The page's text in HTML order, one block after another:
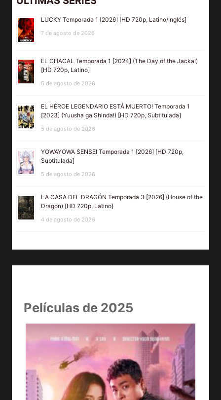
LUCKY Temporada 1 [2026] [HD 720p, Latino/Inglés]
7 de agosto de 2026
EL CHACAL Temporada 1 [2024] (The Day of the Jackal)
[HD 720p, Latino]
6 de agosto de 2026
EL HÉROE LEGENDARIO ESTÁ MUERTO! Temporada 1
[2023] (Yuusha ga Shinda!) [HD 720p, Subtitulada]
5 de agosto de 2026
YOWAYOWA SENSEI Temporada 1 [2026] [HD 720p,
Subtitulada]
5 de agosto de 2026
LA CASA DEL DRAGÓN Temporada 3 [2026] (House of the
Dragon) [HD 720p, Latino]
4 de agosto de 2026
Películas de 2025